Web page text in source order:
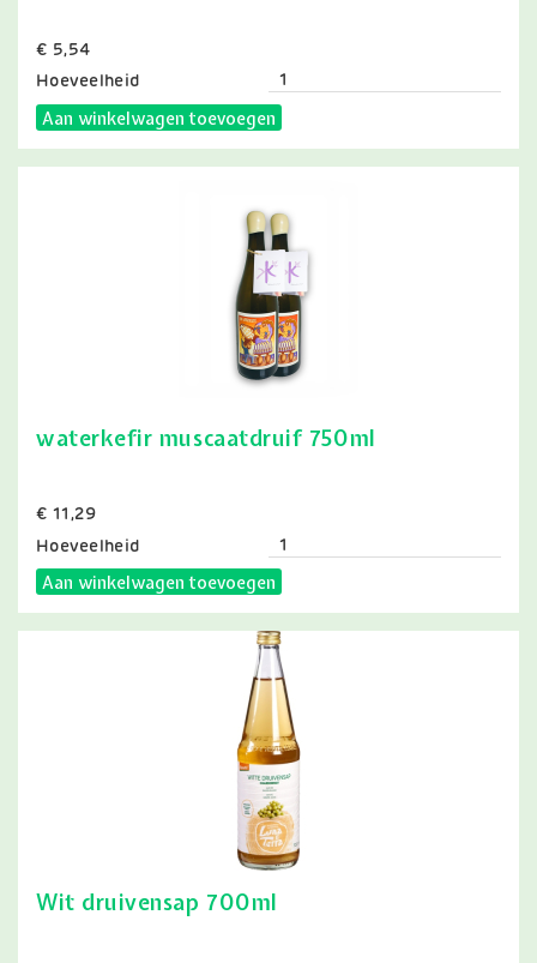
Prijs
€ 5,54
Hoeveelheid
Aan winkelwagen toevoegen
waterkefir muscaatdruif 750ml
Prijs
€ 11,29
Hoeveelheid
Aan winkelwagen toevoegen
Wit druivensap 700ml